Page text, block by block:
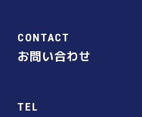
CONTACT
お問い合わせ
TEL